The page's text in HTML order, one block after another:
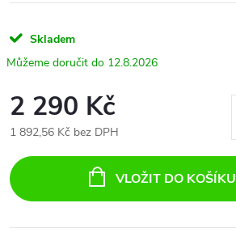
Skladem
12.8.2026
2 290 Kč
1 892,56 Kč bez DPH
cena:
VLOŽIT DO KOŠÍKU